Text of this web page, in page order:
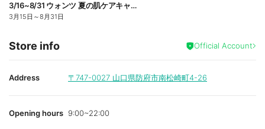
3/16~8/31 ウォンツ 夏の肌ケアキャンペーン
3月15日 ～8月31日
Store info Official Account
Address 〒747-0027 山口県防府市南松崎町4-26
Opening hours 9:00~22:00